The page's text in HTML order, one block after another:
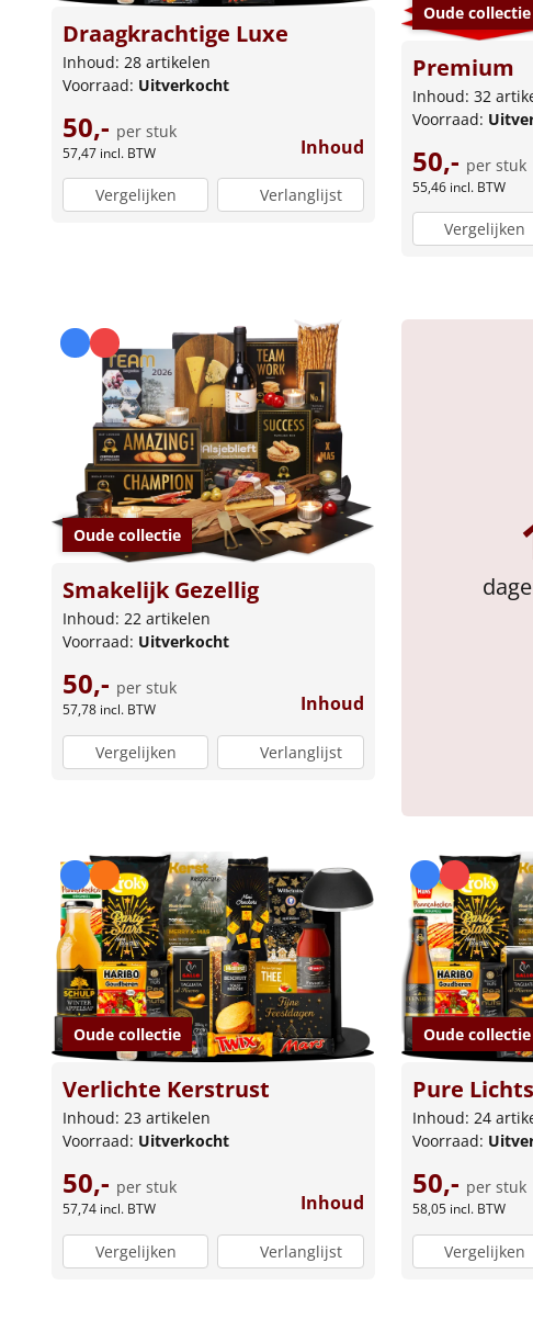
Draagkrachtige Luxe
Inhoud: 28 artikelen
Voorraad: Uitverkocht
50,- per stuk
57,47 incl. BTW Inhoud
Vergelijken Verlanglijst
Oude collectie
Premium
Inhoud: 32
Voorraad:
50,- per stuk
55,46 incl. BTW
Vergelijken
Oude collectie
Smakelijk Gezellig
Inhoud: 22 artikelen
Voorraad: Uitverkocht
50,- per stuk
57,78 incl. BTW Inhoud
Vergelijken Verlanglijst
Oude collectie
Verlichte Kerstrust
Inhoud: 23 artikelen
Voorraad: Uitverkocht
50,- per stuk
57,74 incl. BTW Inhoud
Vergelijken Verlanglijst
Oude collectie
Pure
Inhoud: 24
Voorraad:
50,- per stuk
58,05 incl. BTW
Vergelijken